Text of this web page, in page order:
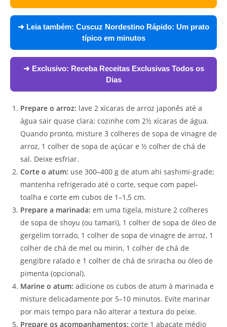
➜ Leia também: Cuscuz Nordestino Rápido: Um prato
típico em minutos
➜ Exclusivo: Receba Receitas Exclusivas Todos os
Dias
Prepare o arroz: lave 2 xícaras de arroz japonês até a
água sair quase clara; cozinhe com 2½ xícaras de água.
Quando pronto, misture 3 colheres de sopa de vinagre de
arroz, 1 colher de sopa de açúcar e ½ colher de chá de
sal. Deixe esfriar.
Corte o atum: use 300–400 g de atum ahi sashimi-grade;
mantenha refrigerado até o corte, seque com papel-
toalha e corte em cubos de 1–1,5 cm.
Prepare a marinada: em uma tigela, misture 2 colheres
de sopa de shoyu (ou tamari), 1 colher de sopa de óleo de
gergelim torrado, 1 colher de sopa de vinagre de arroz, 1
colher de chá de mel ou mirin, 1 colher de chá de
gengibre ralado e 1 colher de chá de sriracha ou óleo de
pimenta (opcional).
Marine o atum: adicione os cubos de atum à marinada e
misture delicadamente por 5–10 minutos. Evite marinar
por mais tempo para não alterar a textura do peixe.
Prepare os acompanhamentos: corte 1 abacate médio